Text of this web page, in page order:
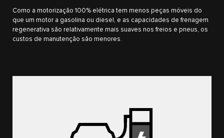
Como a motorização 100% elétrica tem menos peças móveis do
que um motor a gasolina ou diesel, e as capacidades de frenagem
regenerativa são relativamente mais suaves nos freios e pneus, os
custos de manutenção são menores.